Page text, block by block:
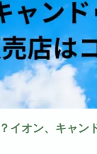
イオン、キャン